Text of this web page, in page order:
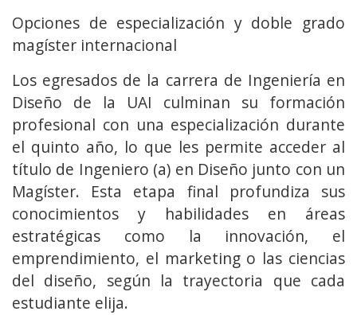
Opciones de especialización y doble grado
magíster internacional
Los egresados de la carrera de Ingeniería en
Diseño de la UAI culminan su formación
profesional con una especialización durante
el quinto año, lo que les permite acceder al
título de Ingeniero (a) en Diseño junto con un
Magíster. Esta etapa final profundiza sus
conocimientos y habilidades en áreas
estratégicas como la innovación, el
emprendimiento, el marketing o las ciencias
del diseño, según la trayectoria que cada
estudiante elija.